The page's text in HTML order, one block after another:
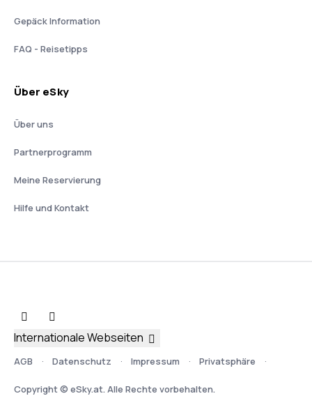
Gepäck Information
FAQ - Reisetipps
Über eSky
Über uns
Partnerprogramm
Meine Reservierung
Hilfe und Kontakt
AGB Datenschutz Impressum Privatsphäre
Copyright © eSky.at. Alle Rechte vorbehalten.
Internationale Webseiten